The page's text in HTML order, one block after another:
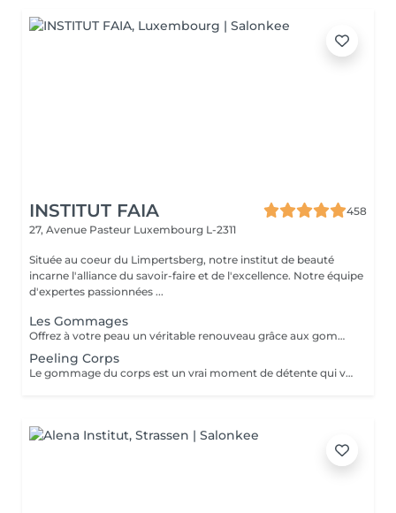
INSTITUT FAIA
458
27, Avenue Pasteur Luxembourg L-2311
Située au coeur du Limpertsberg, notre institut de beauté
incarne l'alliance du savoir-faire et de l'excellence. Notre équipe
d'expertes passionnées ...
Les Gommages
Offrez à votre peau un véritable renouveau grâce aux gommages corps Gemology. Enrichis en extraits minéraux précieux et en ingrédients naturels, ils exfolient en douceur, éliminent les cellules mortes et révèlent l'éclat de la peau. Leur texture sensorielle et leurs parfums délicats transforment l'exfoliation en un rituel de bien-être luxueux. Résultat : une peau lisse, douce, parfaitement préparée à recevoir les soins suivants.
Peeling Corps
Le gommage du corps est un vrai moment de détente qui va permettre à la peau de se débarrasser de ses inégalités et de retrouver une peau toute douce. Ce soin est parfait juste avant d'aller au soleil pour permettre à la peau de mieux bronzer.